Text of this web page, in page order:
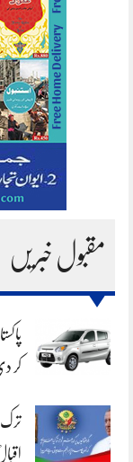
مقبول خبریں
کر